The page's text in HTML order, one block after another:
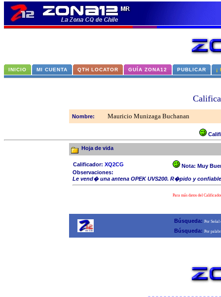
INICIO MI CUENTA QTH LOCATOR GUÍA ZONA12 PUBLICAR ¡
Nombre: Mauricio Munizaga Buchanan
Hoja de vida
Calificador: XQ2CG Nota: Muy
Observaciones:
Le vend� una antena OPEK UVS200. R�pido y
Para más datos del
Búsqueda: Por Señal
Búsqueda: Por